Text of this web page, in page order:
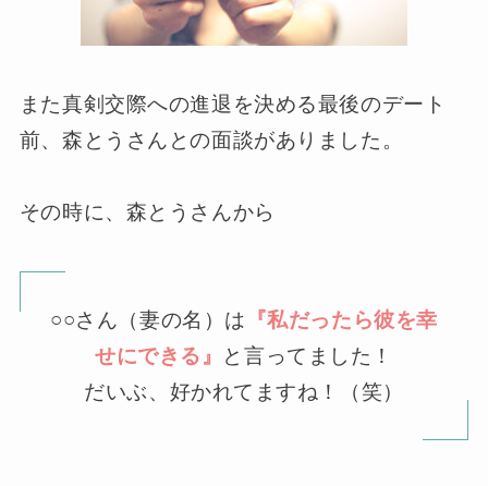
また真剣交際への進退を決める最後のデート
前、森とうさんとの面談がありました。
その時に、森とうさんから
○○さん（妻の名）は 『私だったら彼を幸
せにできる』
と言ってました！
だいぶ、好かれてますね！（笑）